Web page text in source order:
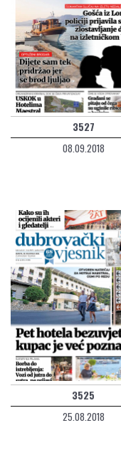
3527
08.09.2018
3525
25.08.2018